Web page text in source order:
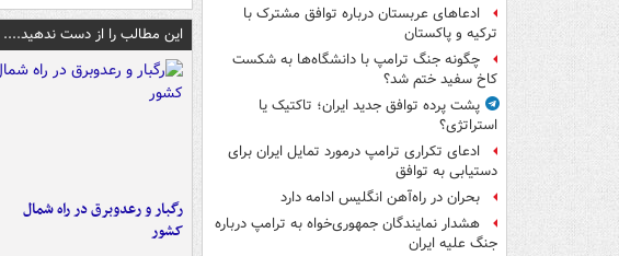
ادعاهای عربستان درباره توافق مشترک با
ترکیه و پاکستان
چگونه جنگ ترامپ با دانشگاه‌ها به شکست
کاخ سفید ختم شد؟
پشت پرده توافق جدید ایران؛ تاکتیک یا
استراتژی؟
ادعای تکراری ترامپ درمورد تمایل ایران برای
دستیابی به توافق
بحران در راه‌آهن انگلیس ادامه دارد
هشدار نمایندگان جمهوری‌خواه به ترامپ درباره
جنگ علیه ایران
این مطالب را از دست ندهید....
رگبار و رعدوبرق در راه شمال
کشور